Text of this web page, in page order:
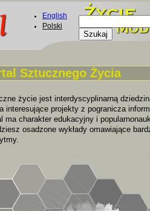
English
Polski
Formularz
Sztucznego Życia
życie jest interdyscyplinarną
interesujące projekty z pogranicza
ma charakter edukacyjny i
osadzone wykłady omawiające